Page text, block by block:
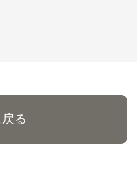
る